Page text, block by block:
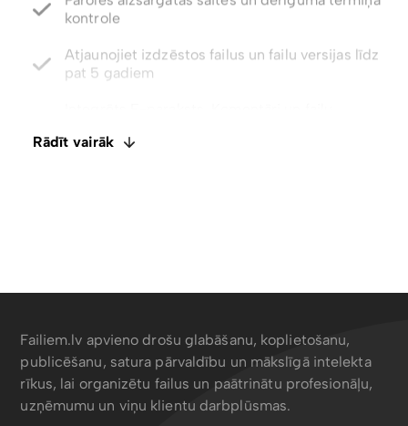
Rādīt vairāk
Atjaunojiet izdzēstos failus un failu versijas līdz
Integrēts E-paraksts. Komentāri un failu
ietagošana
Failiem.lv apvieno drošu glabāšanu, koplietošanu,
publicēšanu, satura pārvaldību un mākslīgā intelekta
rīkus, lai organizētu failus un paātrinātu profesionāļu,
uzņēmumu un viņu klientu darbplūsmas.